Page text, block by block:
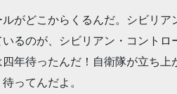
がどこからくるんだ。シビリ
るのが、シビリアン・コント
年待ったんだ！自衛隊が立ち
ってんだよ。